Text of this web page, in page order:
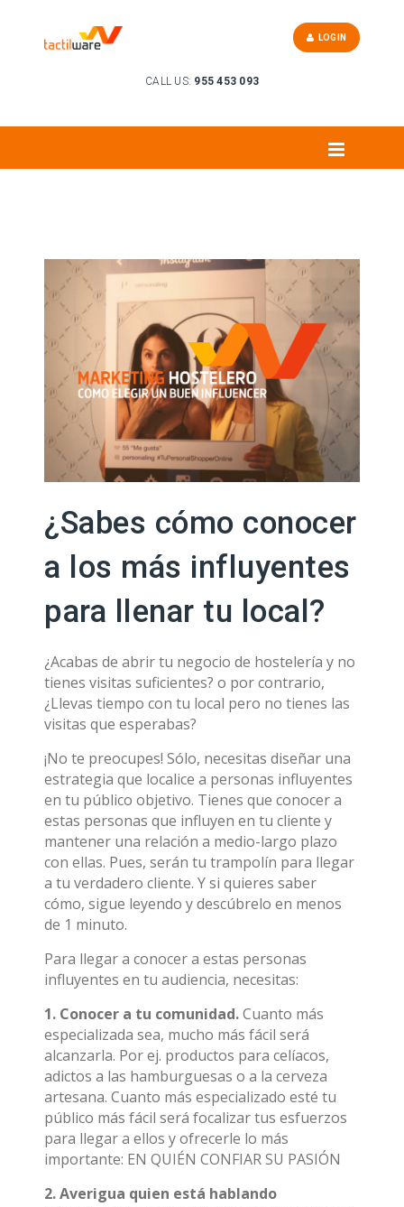
CALL US: 955 453 093
LOGIN
¿Sabes cómo conocer
a los más influyentes
para llenar tu local?
¿Acabas de abrir tu negocio de hostelería y no
tienes visitas suficientes? o por contrario,
¿Llevas tiempo con tu local pero no tienes las
visitas que esperabas?
¡No te preocupes! Sólo, necesitas diseñar una
estrategia que localice a personas influyentes
en tu público objetivo. Tienes que conocer a
estas personas que influyen en tu cliente y
mantener una relación a medio-largo plazo
con ellas. Pues, serán tu trampolín para llegar
a tu verdadero cliente. Y si quieres saber
cómo, sigue leyendo y descúbrelo en menos
de 1 minuto.
Para llegar a conocer a estas personas
influyentes en tu audiencia, necesitas:
1. Conocer a tu comunidad.Cuanto más
especializada sea, mucho más fácil será
alcanzarla. Por ej. productos para celíacos,
adictos a las hamburguesas o a la cerveza
artesana. Cuanto más especializado esté tu
público más fácil será focalizar tus esfuerzos
para llegar a ellos y ofrecerle lo más
importante: EN QUIÉN CONFIAR SU PASIÓN
2. Averigua quien está hablando